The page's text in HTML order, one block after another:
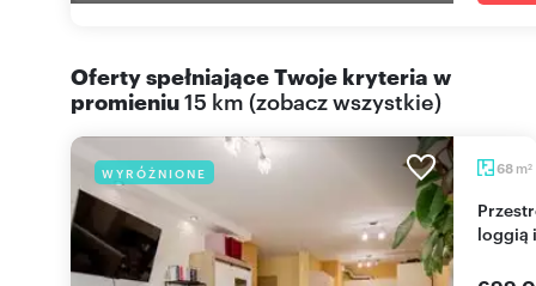
Oferty spełniające Twoje kryteria w
promieniu15 km (zobacz wszystkie)
WYRÓŻNIONE 68 m2
Przestronne 3-pokojowe mieszkanie 68 m² z
loggią